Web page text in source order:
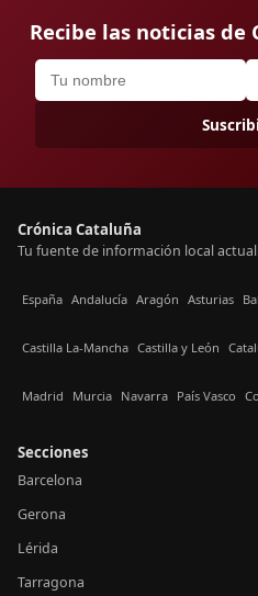
Recibe las noticias
Crónica Cataluña
Tu fuente de información local
España Andalucía Aragón Asturias
Castilla La-Mancha Castilla y León
Madrid Murcia Navarra País Vasco
Secciones
Barcelona
Gerona
Lérida
Tarragona